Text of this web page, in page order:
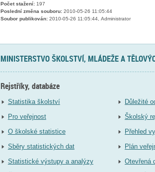
Počet stažení:197
Poslední změna souboru:2010-05-26 11:05:44
Soubor publikován:2010-05-26 11:05:44, Administrator
MINISTERSTVO ŠKOLSTVÍ, MLÁDEŽE A
Rejstříky, databáze
Statistika školství
Pro veřejnost
O školské statistice
Sběry statistických dat
Statistické výstupy a analýzy
Důležité
Školský
Přehled
Plán
Otevřená